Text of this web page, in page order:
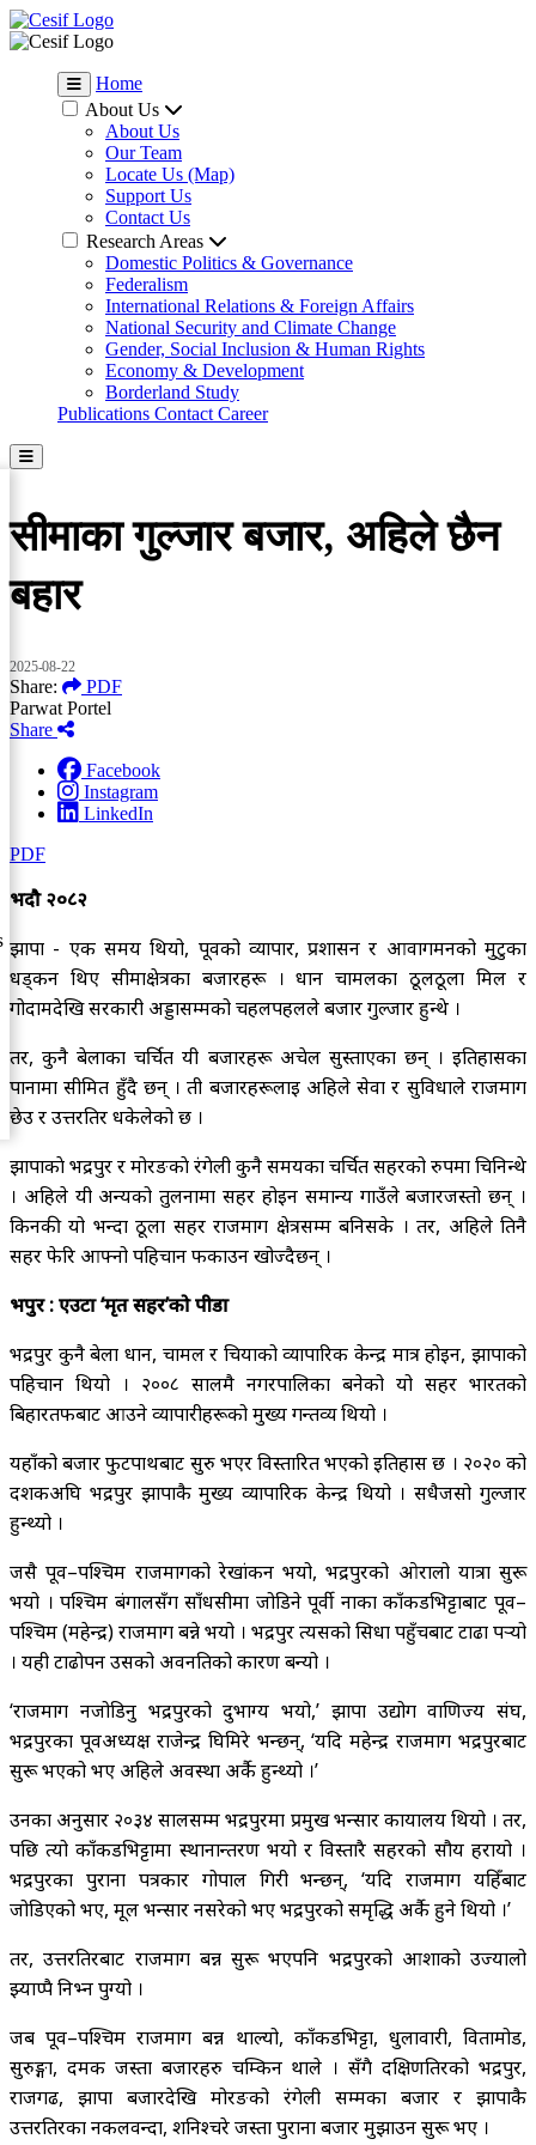
Home
About Us
About Us
Our Team
Locate Us (Map)
Support Us
Contact Us
Research Areas
Domestic Politics & Governance
Federalism
International Relations & Foreign Affairs
National Security and Climate Change
Gender, Social Inclusion & Human Rights
Economy & Development
Borderland Study
Publications Contact Career
सीमाका गुल्जार बजार, अहिले छैन
बहार
2025-08-22
Share:
PDF
Parwat Portel
Share
Facebook
Instagram
LinkedIn
PDF
भदौ २०८२
झापा - एक समय थियो, पूर्वको व्यापार, प्रशासन र आवागमनको मुटुका
धड्कन थिए सीमाक्षेत्रका बजारहरू । धान चामलका ठूलठूला मिल र
गोदामदेखि सरकारी अड्डासम्मको चहलपहलले बजार गुल्जार हुन्थे ।
तर, कुनै बेलाका चर्चित यी बजारहरू अचेल सुस्ताएका छन् । इतिहासका
पानामा सीमित हुँदै छन् । ती बजारहरूलाई अहिले सेवा र सुविधाले राजमार्ग
छेउ र उत्तरतिर धकेलेको छ ।
झापाकाे भद्रपुर र मोरङकाे रंगेली कुनै समयका चर्चित सहरको रुपमा चिनिन्थे
। अहिले यी अन्यको तुलनामा सहर होइन समान्य गाउँले बजारजस्तो छन् ।
किनकी यो भन्दा ठूला सहर राजमार्ग क्षेत्रसम्म बनिसके । तर, अहिले तिनै
सहर फेरि आफ्नो पहिचान फर्काउन खोज्दैछन् ।
भद्रपुर : एउटा ‘मृत सहर’को पीडा
भद्रपुर कुनै बेला धान, चामल र चियाको व्यापारिक केन्द्र मात्र होइन, झापाको
पहिचान थियो । २००८ सालमै नगरपालिका बनेको यो सहर भारतको
बिहारतर्फबाट आउने व्यापारीहरूको मुख्य गन्तव्य थियो ।
यहाँको बजार फुटपाथबाट सुरु भएर विस्तारित भएको इतिहास छ । २०२० को
दशकअघि भद्रपुर झापाकै मुख्य व्यापारिक केन्द्र थियो । सधै‌जसो गुल्जार
हुन्थ्यो ।
जसै पूर्व–पश्चिम राजमार्गको रेखांकन भयो, भद्रपुरको ओरालो यात्रा सुरू
भयो । पश्चिम बंगालसँग साँधसीमा जोडिने पूर्वी नाका काँकडभिट्टाबाट पूर्व–
पश्चिम (महेन्द्र) राजमार्ग बन्ने भयो । भद्रपुर त्यसको सिधा पहुँचबाट टाढा पर्‍यो
। यही टाढोपन उसको अवनतिको कारण बन्यो ।
‘राजमार्ग नजोडिनु भद्रपुरको दुर्भाग्य भयो,’ झापा उद्योग वाणिज्य संघ,
भद्रपुरका पूर्वअध्यक्ष राजेन्द्र घिमिरे भन्छन्, ‘यदि महेन्द्र राजमार्ग भद्रपुरबाट
सुरू भएको भए अहिले अवस्था अर्कै हुन्थ्यो ।’
उनका अनुसार २०३४ सालसम्म भद्रपुरमा प्रमुख भन्सार कार्यालय थियो । तर,
पछि त्यो काँकडभिट्टामा स्थानान्तरण भयो र विस्तारै सहरको सौर्य हरायो ।
भद्रपुरका पुराना पत्रकार गोपाल गिरी भन्छन्, ‘यदि राजमार्ग यहिँबाट
जोडिएको भए, मूल भन्सार नसरेको भए भद्रपुरको समृद्धि अर्कै हुने थियो ।’
तर, उत्तरतिरबाट राजमार्ग बन्न सुरू भएपनि भद्रपुरको आशाको उज्यालो
झ्याप्पै निभ्न पुग्यो ।
जब पूर्व–पश्चिम राजमार्ग बन्न थाल्यो, काँकडभिट्टा, धुलावारी, विर्तामोड,
सुरुङ्गा, दमक जस्ता बजारहरु चम्किन थाले । सँगै दक्षिणतिरको भद्रपुर,
राजगढ, झापा बजारदेखि मोरङको रंगेली सम्मका बजार र झापाकै
उत्तरतिरका नकलवन्दा, शनिश्चरे जस्ता पुराना बजार मुर्झाउन सुरू भए ।